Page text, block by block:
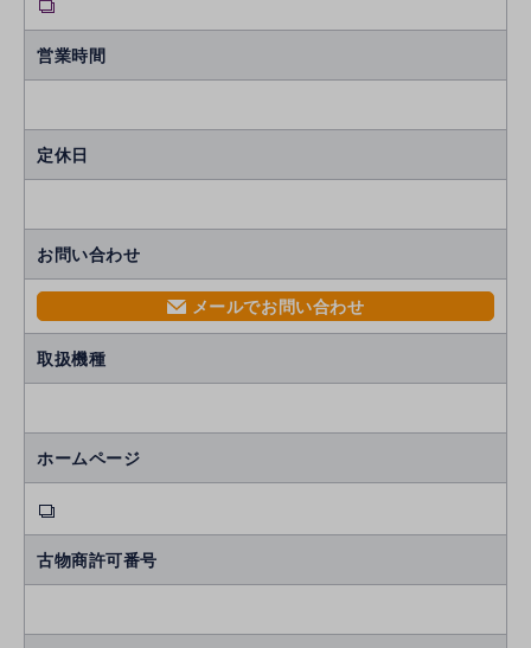
営業時間
定休日
お問い合わせ
mail メールでお問い合わせ
取扱機種
ホームページ
古物商許可番号